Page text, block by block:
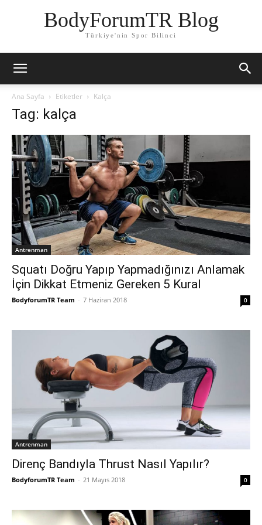
BodyForumTR Blog
Türkiye'nin Spor Bilinci
Ana Sayfa Etiketler Kalça
Tag: kalça
Antrenman
Squatı Doğru Yapıp Yapmadığınızı Anlamak
İçin Dikkat Etmeniz Gereken 5 Kural
BodyforumTR Team - 7 Haziran 2018 0
Antrenman
Direnç Bandıyla Thrust Nasıl Yapılır?
BodyforumTR Team - 21 Mayıs 2018 0